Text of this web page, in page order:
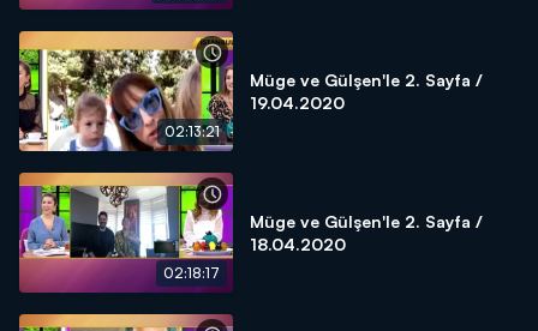
02:13:21
Müge ve Gülşen'le 2. Sayfa /
19.04.2020
02:18:17
Müge ve Gülşen'le 2. Sayfa /
18.04.2020